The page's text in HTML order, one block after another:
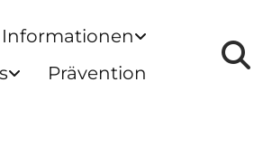
Informationen
Prävention